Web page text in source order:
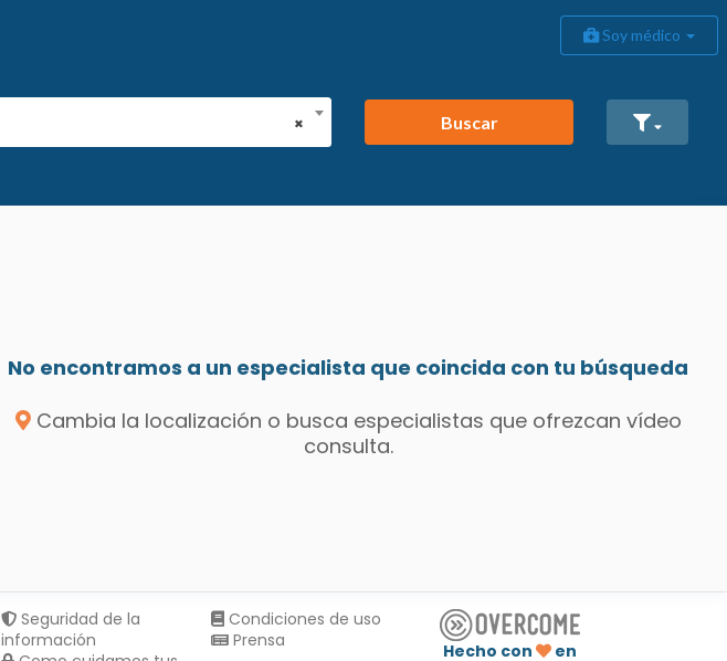
Soy médico
×
Buscar
No encontramos a un especialista que coincida con tu búsqueda
Cambia la localización o busca especialistas que ofrezcan vídeo
consulta.
Seguridad de la
información
Condiciones de uso
Prensa
Hecho con
en